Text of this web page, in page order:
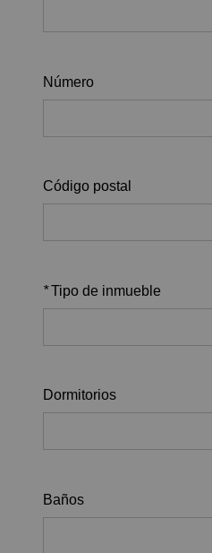
Número
Código postal
*Tipo de inmueble
Dormitorios
Baños